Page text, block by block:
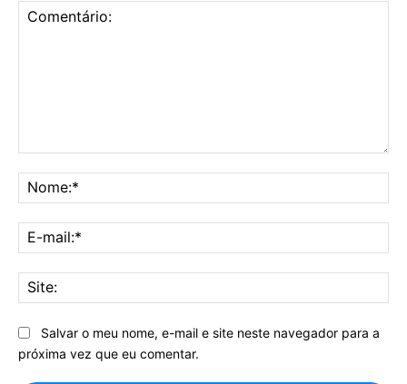
Salvar o meu nome, e-mail e site neste navegador para a
próxima vez que eu comentar.